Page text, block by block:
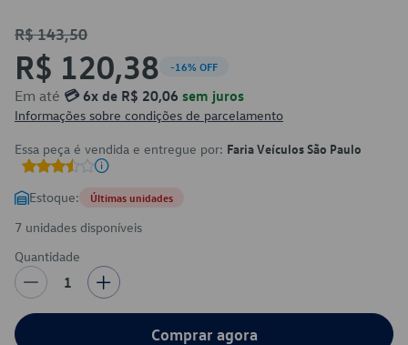
R$ 143,50
R$ 120,38 -16% OFF
Em até 💳 6x de R$ 20,06 sem juros
Informações sobre condições de parcelamento
Essa peça é vendida e entregue por: Faria Veículos São Paulo
Estoque: Últimas unidades
7 unidades disponíveis
Quantidade
1
Comprar agora